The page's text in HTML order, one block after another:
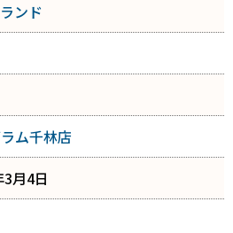
ンド
ム千林店
月4日